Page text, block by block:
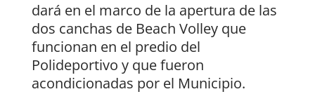
dará en el marco de la apertura de las
dos canchas de Beach Volley que
funcionan en el predio del
Polideportivo y que fueron
acondicionadas por el Municipio.